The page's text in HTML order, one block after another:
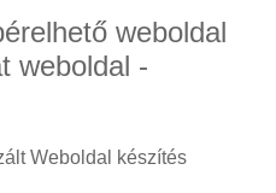
weboldal
weboldal -
Weboldal készítés